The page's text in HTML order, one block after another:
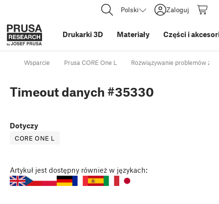
Polski Zaloguj
Drukarki 3D Materiały Części i
Wsparcie Prusa CORE One L Rozwiązywanie problemów z
Timeout danych #35330
Dotyczy
CORE ONE L
Artykuł jest dostępny również w językach: